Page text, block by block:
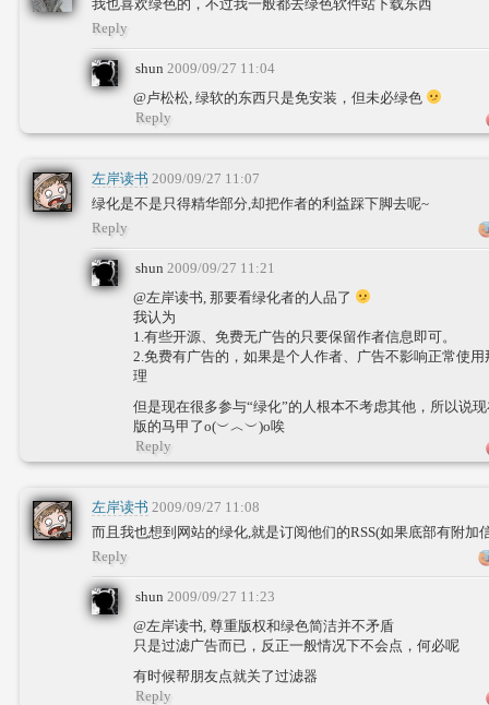
我也喜欢绿色的，不过我一般都去绿色软件站下载东西
Reply
shun 2009/09/27 11:04
@卢松松, 绿软的东西只是免安装，但未必绿色
Reply
左岸读书 2009/09/27 11:07
绿化是不是只得精华部分,却把作者的利益踩下脚去呢~
Reply
shun 2009/09/27 11:21
@左岸读书, 那要看绿化者的人品了
我认为
1.有些开源、免费无广告的只要保留作者信息即可。
2.免费有广告的，如果是个人作者、广告不影响正常使
理
但是现在很多参与“绿化”的人根本不考虑其他，所以说
版的马甲了o(︶︿︶)o唉
Reply
左岸读书 2009/09/27 11:08
而且我也想到网站的绿化,就是订阅他们的RSS(如果底部有附加
Reply
shun 2009/09/27 11:23
@左岸读书, 尊重版权和绿色简洁并不矛盾
只是过滤广告而已，反正一般情况下不会点，何必呢
有时候帮朋友点就关了过滤器
Reply